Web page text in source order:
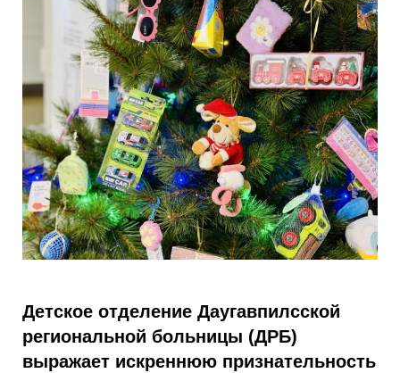
Детское отделение Даугавпилсской
региональной больницы (ДРБ)
выражает искреннюю признательность